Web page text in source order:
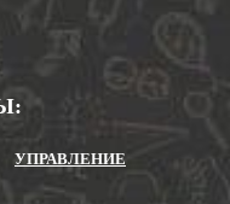
УПРАВЛЕНИЕ